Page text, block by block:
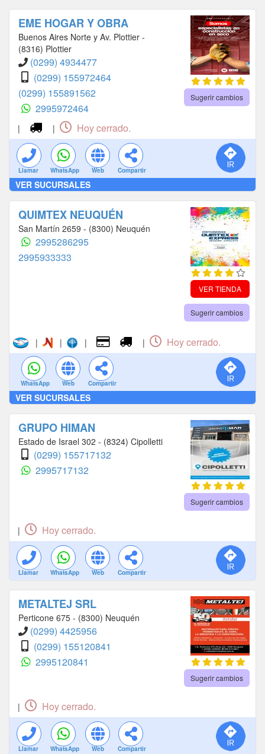
EME HOGAR Y OBRA
Buenos Aires Norte y Av. Plottier -
(8316) Plottier
(0299) 4934477
(0299) 155972464
(0299) 155891562
2995972464
Sugerir cambios
| | Hoy cerrado.
Llamar WhatsApp Web Compartir
VER SUCURSALES
QUIMTEX NEUQUÉN
San Martín 2659 - (8300) Neuquén
2995286295
2995933333
VER TIENDA
Sugerir cambios
| | | | Hoy cerrado.
WhatsApp Web Compartir
VER SUCURSALES
GRUPO HIMAN
Estado de Israel 302 - (8324) Cipolletti
(0299) 155717132
2995717132
Sugerir cambios
| Hoy cerrado.
Llamar WhatsApp Web Compartir
METALTEJ SRL
Perticone 675 - (8300) Neuquén
(0299) 4425956
(0299) 155120841
2995120841
Sugerir cambios
| Hoy cerrado.
Llamar WhatsApp Web Compartir